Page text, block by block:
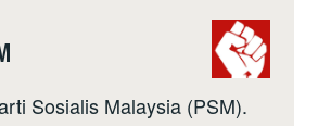
Sosialis Malaysia (PSM).